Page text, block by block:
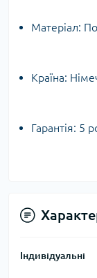
Матеріал:
Країна:
Гарантія: 5
Індивідуальні